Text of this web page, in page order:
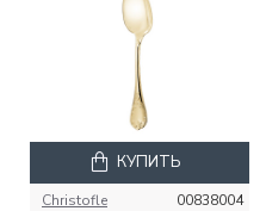
Christofle 00838004
КУПИТЬ